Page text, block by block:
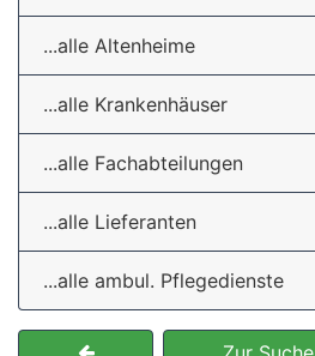
...alle Altenheime
...alle Krankenhäuser
...alle Fachabteilungen
...alle Lieferanten
...alle ambul. Pflegedienste